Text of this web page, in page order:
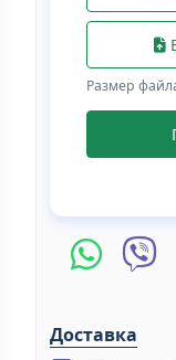
Размер
Доставка